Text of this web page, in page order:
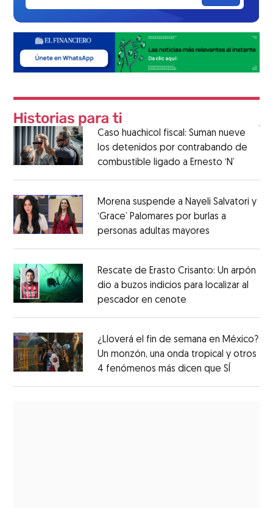
Caso huachicol fiscal: Suman nueve
los detenidos por contrabando de
combustible ligado a Ernesto ‘N’
Morena suspende a Nayeli Salvatori y
‘Grace’ Palomares por burlas a
personas adultas mayores
Rescate de Erasto Crisanto: Un arpón
dio a buzos indicios para localizar al
pescador en cenote
¿Lloverá el fin de semana en México?
Un monzón, una onda tropical y otros
4 fenómenos más dicen que SÍ